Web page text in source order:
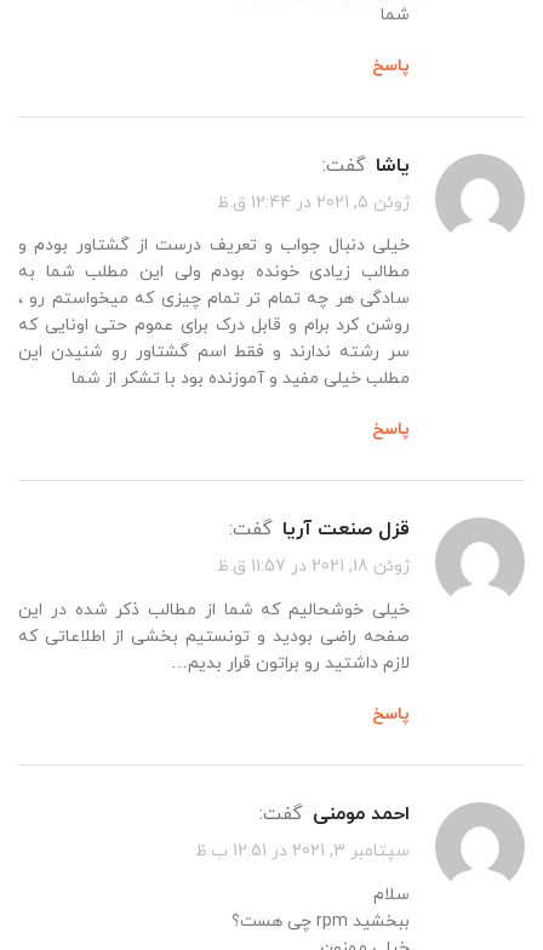
شما
پاسخ
یاشا گفت:
ژوئن 5, 2021 در 12:44 ق.ظ
خیلی دنبال جواب و تعریف درست از گشتاور بودم و
مطالب زیادی خونده بودم ولی این مطلب شما به
سادگی هر چه تمام تر تمام چیزی که میخواستم رو ،
روشن کرد برام و قابل درک برای عموم حتی اونایی که
سر رشته ندارند و فقط اسم گشتاور رو شنیدن این
مطلب خیلی مفید و آموزنده بود با تشکر از شما
پاسخ
قزل صنعت آریا گفت:
ژوئن 18, 2021 در 11:57 ق.ظ
خیلی خوشحالیم که شما از مطالب ذکر شده در این
صفحه راضی بودید و تونستیم بخشی از اطلاعاتی که
لازم داشتید رو براتون قرار بدیم…
پاسخ
احمد مومنی گفت:
سپتامبر 3, 2021 در 12:51 ب.ظ
سلام
ببخشید rpm چی هست؟